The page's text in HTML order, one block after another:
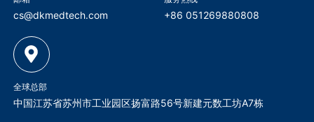
cs@dkmedtech.com +86 051269880808
全球总部
中国江苏省苏州市工业园区扬富路56号新建元数工坊A7栋